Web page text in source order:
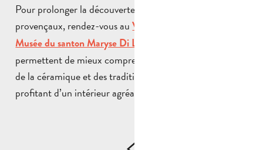
Pour prolonger la découverte des savoir-faire
provençaux, rendez-vous auVillage des Santons
Musée du santon Maryse Di Landro
permettent de mieux comprendre l’histoire des santons,
de la céramique et des traditions provençales, tout en
profitant d’un intérieur agréable.